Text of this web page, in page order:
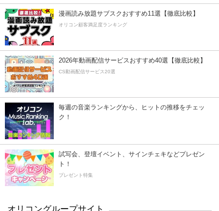
漫画読み放題サブスクおすすめ11選【徹底比較】
オリコン顧客満足度ランキング
2026年動画配信サービスおすすめ40選【徹底比較】
CS動画配信サービス20選
毎週の音楽ランキングから、ヒットの推移をチェッ
ク！
試写会、登壇イベント、サインチェキなどプレゼン
ト！
プレゼント特集